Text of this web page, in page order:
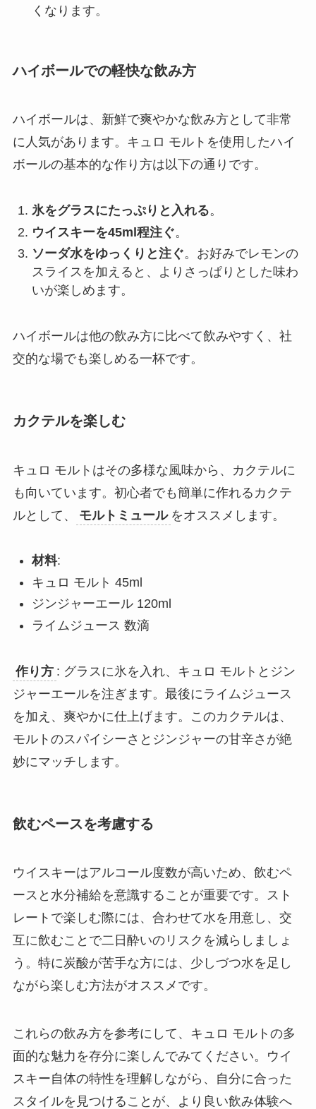
くなります。
ハイボールでの軽快な飲み方
ハイボールは、新鮮で爽やかな飲み方として非常
に人気があります。キュロ モルトを使用したハイ
ボールの基本的な作り方は以下の通りです。
氷をグラスにたっぷりと入れる。
ウイスキーを45ml程注ぐ。
ソーダ水をゆっくりと注ぐ。お好みでレモンの
スライスを加えると、よりさっぱりとした味わ
いが楽しめます。
ハイボールは他の飲み方に比べて飲みやすく、社
交的な場でも楽しめる一杯です。
カクテルを楽しむ
キュロ モルトはその多様な風味から、カクテルに
も向いています。初心者でも簡単に作れるカクテ
ルとして、
モルトミュール をオススメします。
材料:
キュロ モルト 45ml
ジンジャーエール 120ml
ライムジュース 数滴
作り方 : グラスに氷を入れ、キュロ モルトとジン
ジャーエールを注ぎます。最後にライムジュース
を加え、爽やかに仕上げます。このカクテルは、
モルトのスパイシーさとジンジャーの甘辛さが絶
妙にマッチします。
飲むペースを考慮する
ウイスキーはアルコール度数が高いため、飲むペ
ースと水分補給を意識することが重要です。スト
レートで楽しむ際には、合わせて水を用意し、交
互に飲むことで二日酔いのリスクを減らしましょ
う。特に炭酸が苦手な方には、少しづつ水を足し
ながら楽しむ方法がオススメです。
これらの飲み方を参考にして、キュロ モルトの多
面的な魅力を存分に楽しんでみてください。ウイ
スキー自体の特性を理解しながら、自分に合った
スタイルを見つけることが、より良い飲み体験へ